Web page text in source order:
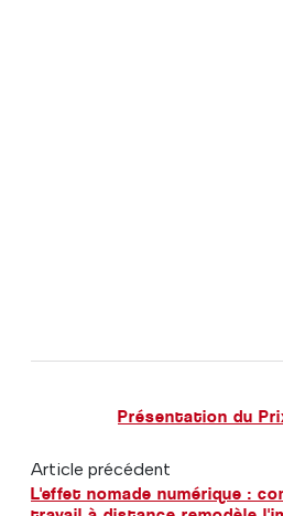
Présentation du
Article précédent
L'effet nomade numérique :